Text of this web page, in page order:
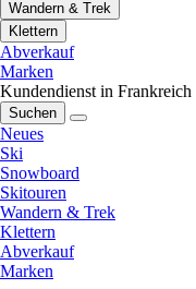
Wandern & Trek
Klettern
Abverkauf
Marken
Kundendienst in Frankreich
Suchen
Neues
Ski
Snowboard
Skitouren
Wandern & Trek
Klettern
Abverkauf
Marken